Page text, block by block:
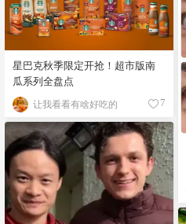
星巴克秋季限定开抢！超市版南
瓜系列全盘点
让我看看有啥好吃的 7